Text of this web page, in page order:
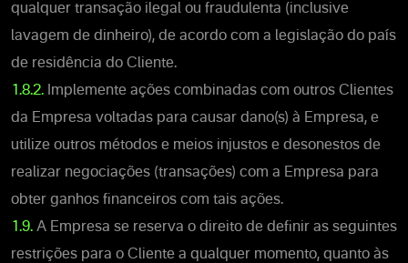
qualquer transação ilegal ou fraudulenta (inclusive
lavagem de dinheiro), de acordo com a legislação do país
de residência do Cliente.
1.8.2. Implemente ações combinadas com outros Clientes
da Empresa voltadas para causar dano(s) à Empresa, e
utilize outros métodos e meios injustos e desonestos de
realizar negociações (transações) com a Empresa para
obter ganhos financeiros com tais ações.
1.9. A Empresa se reserva o direito de definir as seguintes
restrições para o Cliente a qualquer momento, quanto às